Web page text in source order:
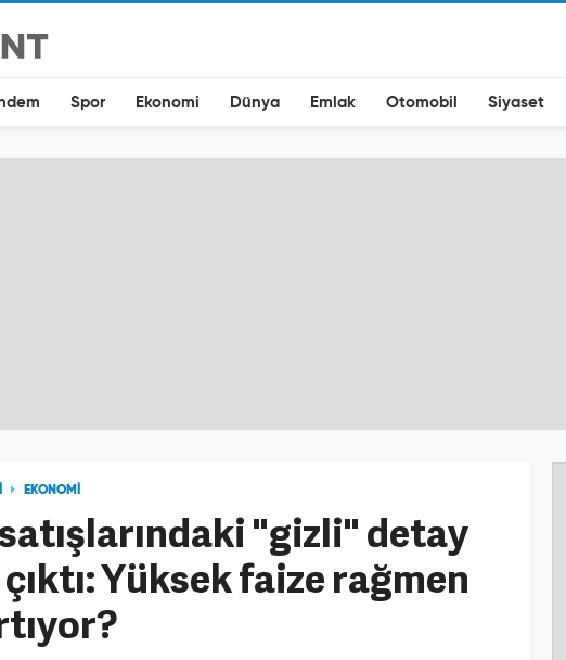
Spor Ekonomi Dünya Emlak Otomobil Siyaset
EKONOMİ
"gizli" detay
Yüksek faize rağmen